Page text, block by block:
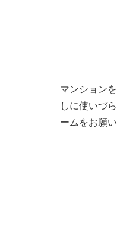
マンション
しに使いづ
ームをお願い